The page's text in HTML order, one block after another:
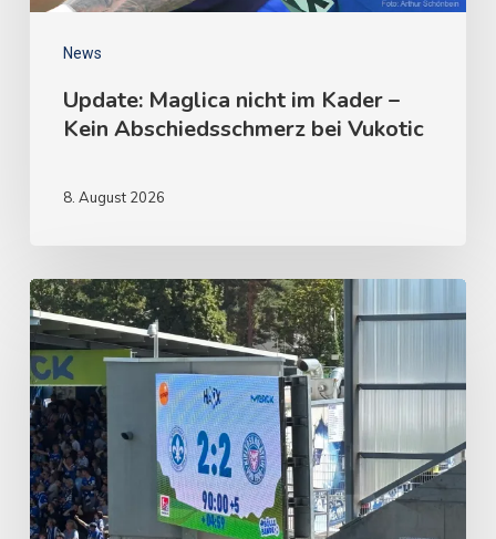
News
Update: Maglica nicht im Kader –
Kein Abschiedsschmerz bei Vukotic
8. August 2026